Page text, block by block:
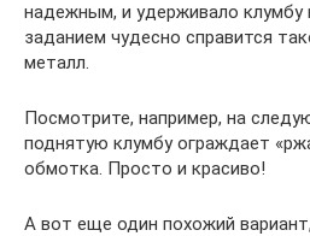
надежным, и удерживало клумбу
заданием чудесно справится
металл.
Посмотрите, например, на
поднятую клумбу ограждает
обмотка. Просто и красиво!
А вот еще один похожий